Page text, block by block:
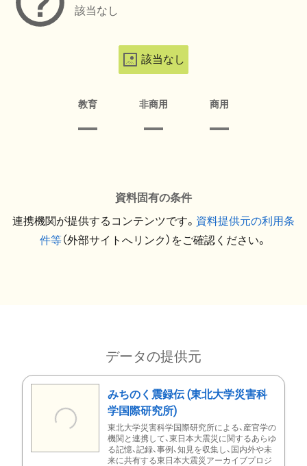
該当なし
該当なし
教育 非商用 商用
資料固有の条件
連携機関が提供するコンテンツです。 資料提供元の利用条
件等（外部サイトへリンク）をご確認ください。
データの提供元
みちのく震録伝 (東北大学災害科
学国際研究所)
東北大学災害科学国際研究所による、産官学の
機関と連携して、東日本大震災に関するあらゆ
る記憶、記録、事例、知見を収集し、国内外や未
来に共有する東日本大震災アーカイブプロジ